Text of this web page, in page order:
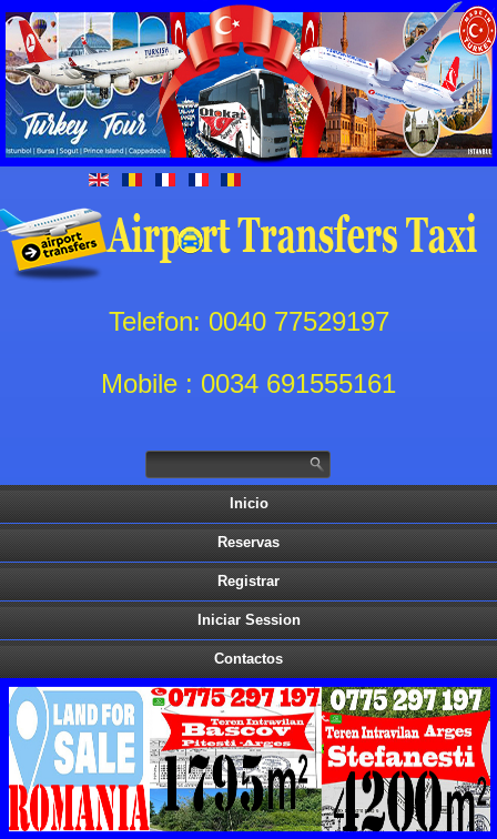
Telefon: 0040 77529197
Mobile : 0034 691555161
Inicio
Reservas
Registrar
Iniciar Session
Contactos